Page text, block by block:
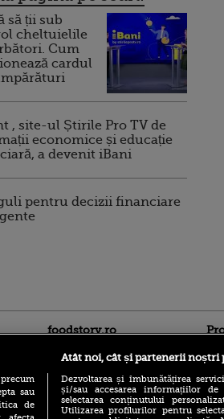
să ții sub
cheltuielile
Cum
cardul
, site-ul Știrile Pro TV de
economice și educație
a devenit iBani
pentru decizii financiare
foodstory.ro
sau
de
Atât noi, cât și partenerii noștri
Dezvoltarea și îmbunătățirea
și/sau accesarea informațiilor
selectarea conținutului
Utilizarea profilurilor pentru